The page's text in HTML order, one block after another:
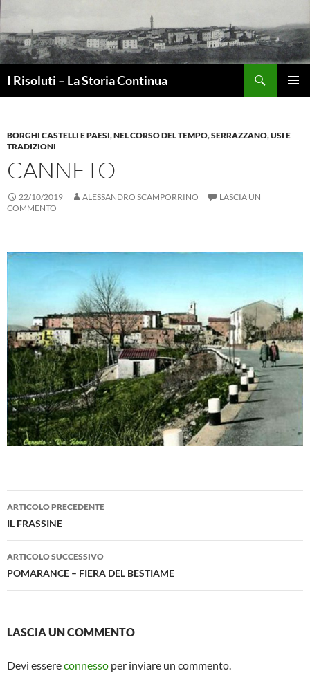
Vai
contenuto
I Risoluti – La Storia Continua
BORGHI CASTELLI E PAESI,NEL CORSO DEL TEMPO,SERRAZZANO,USI E
TRADIZIONI
CANNETO
22/10/2019 ALESSANDRO SCAMPORRINO
LASCIA UN
COMMENTO
Navigazione
articolo
ARTICOLO PRECEDENTE
IL FRASSINE
ARTICOLO SUCCESSIVO
POMARANCE – FIERA DEL BESTIAME
LASCIA UN COMMENTO
Devi essereconnesso per inviare un commento.